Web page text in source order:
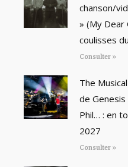
chanson/
» (My Dear
coulisses
Consulter »
The
de
Phil… : en
2027
Consulter »